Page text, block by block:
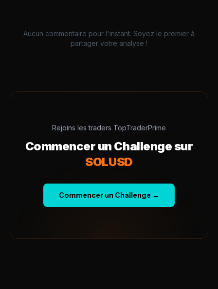
Aucun commentaire pour l'instant. Soyez le premier à
partager votre analyse !
Rejoins les traders TopTraderPrime
Commencer un Challenge sur
SOLUSD
Commencer un Challenge →